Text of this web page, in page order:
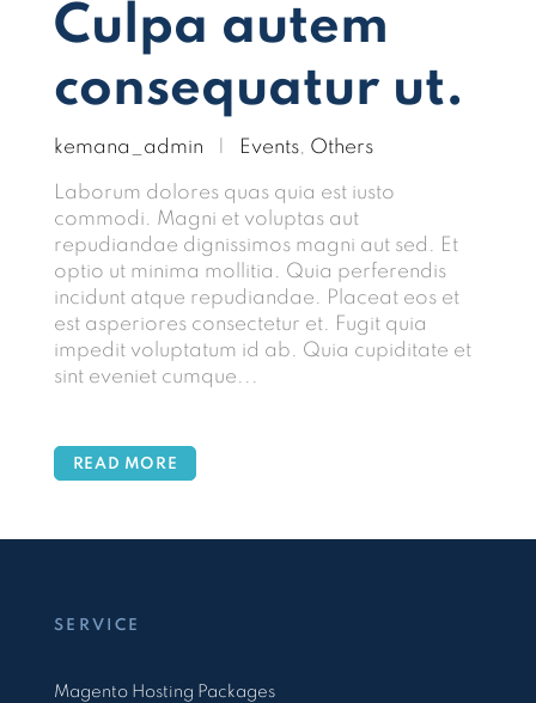
Culpa autem
consequatur ut.
kemana_admin Events, Others
Laborum dolores quas quia est iusto
commodi. Magni et voluptas aut
repudiandae dignissimos magni aut sed. Et
optio ut minima mollitia. Quia perferendis
incidunt atque repudiandae. Placeat eos et
est asperiores consectetur et. Fugit quia
impedit voluptatum id ab. Quia cupiditate et
sint eveniet cumque...
READ MORE
SERVICE
Magento Hosting Packages